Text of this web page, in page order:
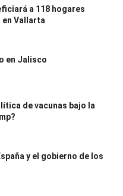
a 118 hogares
en Vallarta
en Jalisco
de vacunas bajo la
y el gobierno de los